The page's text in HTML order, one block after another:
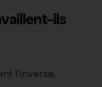
ils
l’inverse.